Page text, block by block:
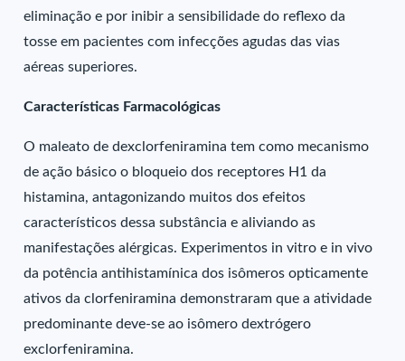
eliminação e por inibir a sensibilidade do reflexo da
tosse em pacientes com infecções agudas das vias
aéreas superiores.
Características Farmacológicas
O maleato de dexclorfeniramina tem como mecanismo
de ação básico o bloqueio dos receptores H1 da
histamina, antagonizando muitos dos efeitos
característicos dessa substância e aliviando as
manifestações alérgicas. Experimentos in vitro e in vivo
da potência antihistamínica dos isômeros opticamente
ativos da clorfeniramina demonstraram que a atividade
predominante deve-se ao isômero dextrógero
exclorfeniramina.